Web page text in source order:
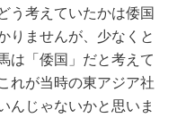
う考えていたかは倭国
りませんが、少なくと
は「倭国」だと考えて
れが当時の東アジア社
んじゃないかと思いま